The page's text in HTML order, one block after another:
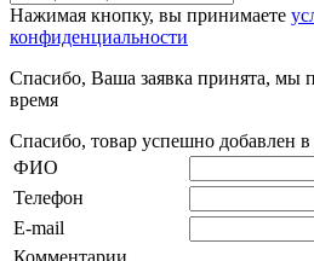
Нажимая кнопку, вы принимаете
конфиденциальности
Спасибо, Ваша заявка принята, мы
время
Спасибо, товар успешно добавлен в
ФИО
Телефон
E-mail
Комментарии